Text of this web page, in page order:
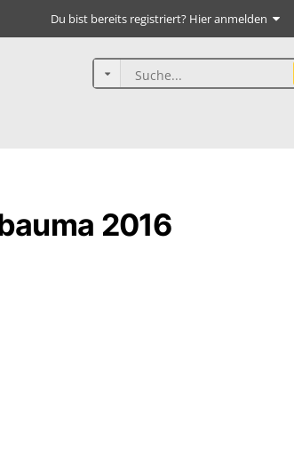
Du bist bereits registriert? Hier anmelden
2016